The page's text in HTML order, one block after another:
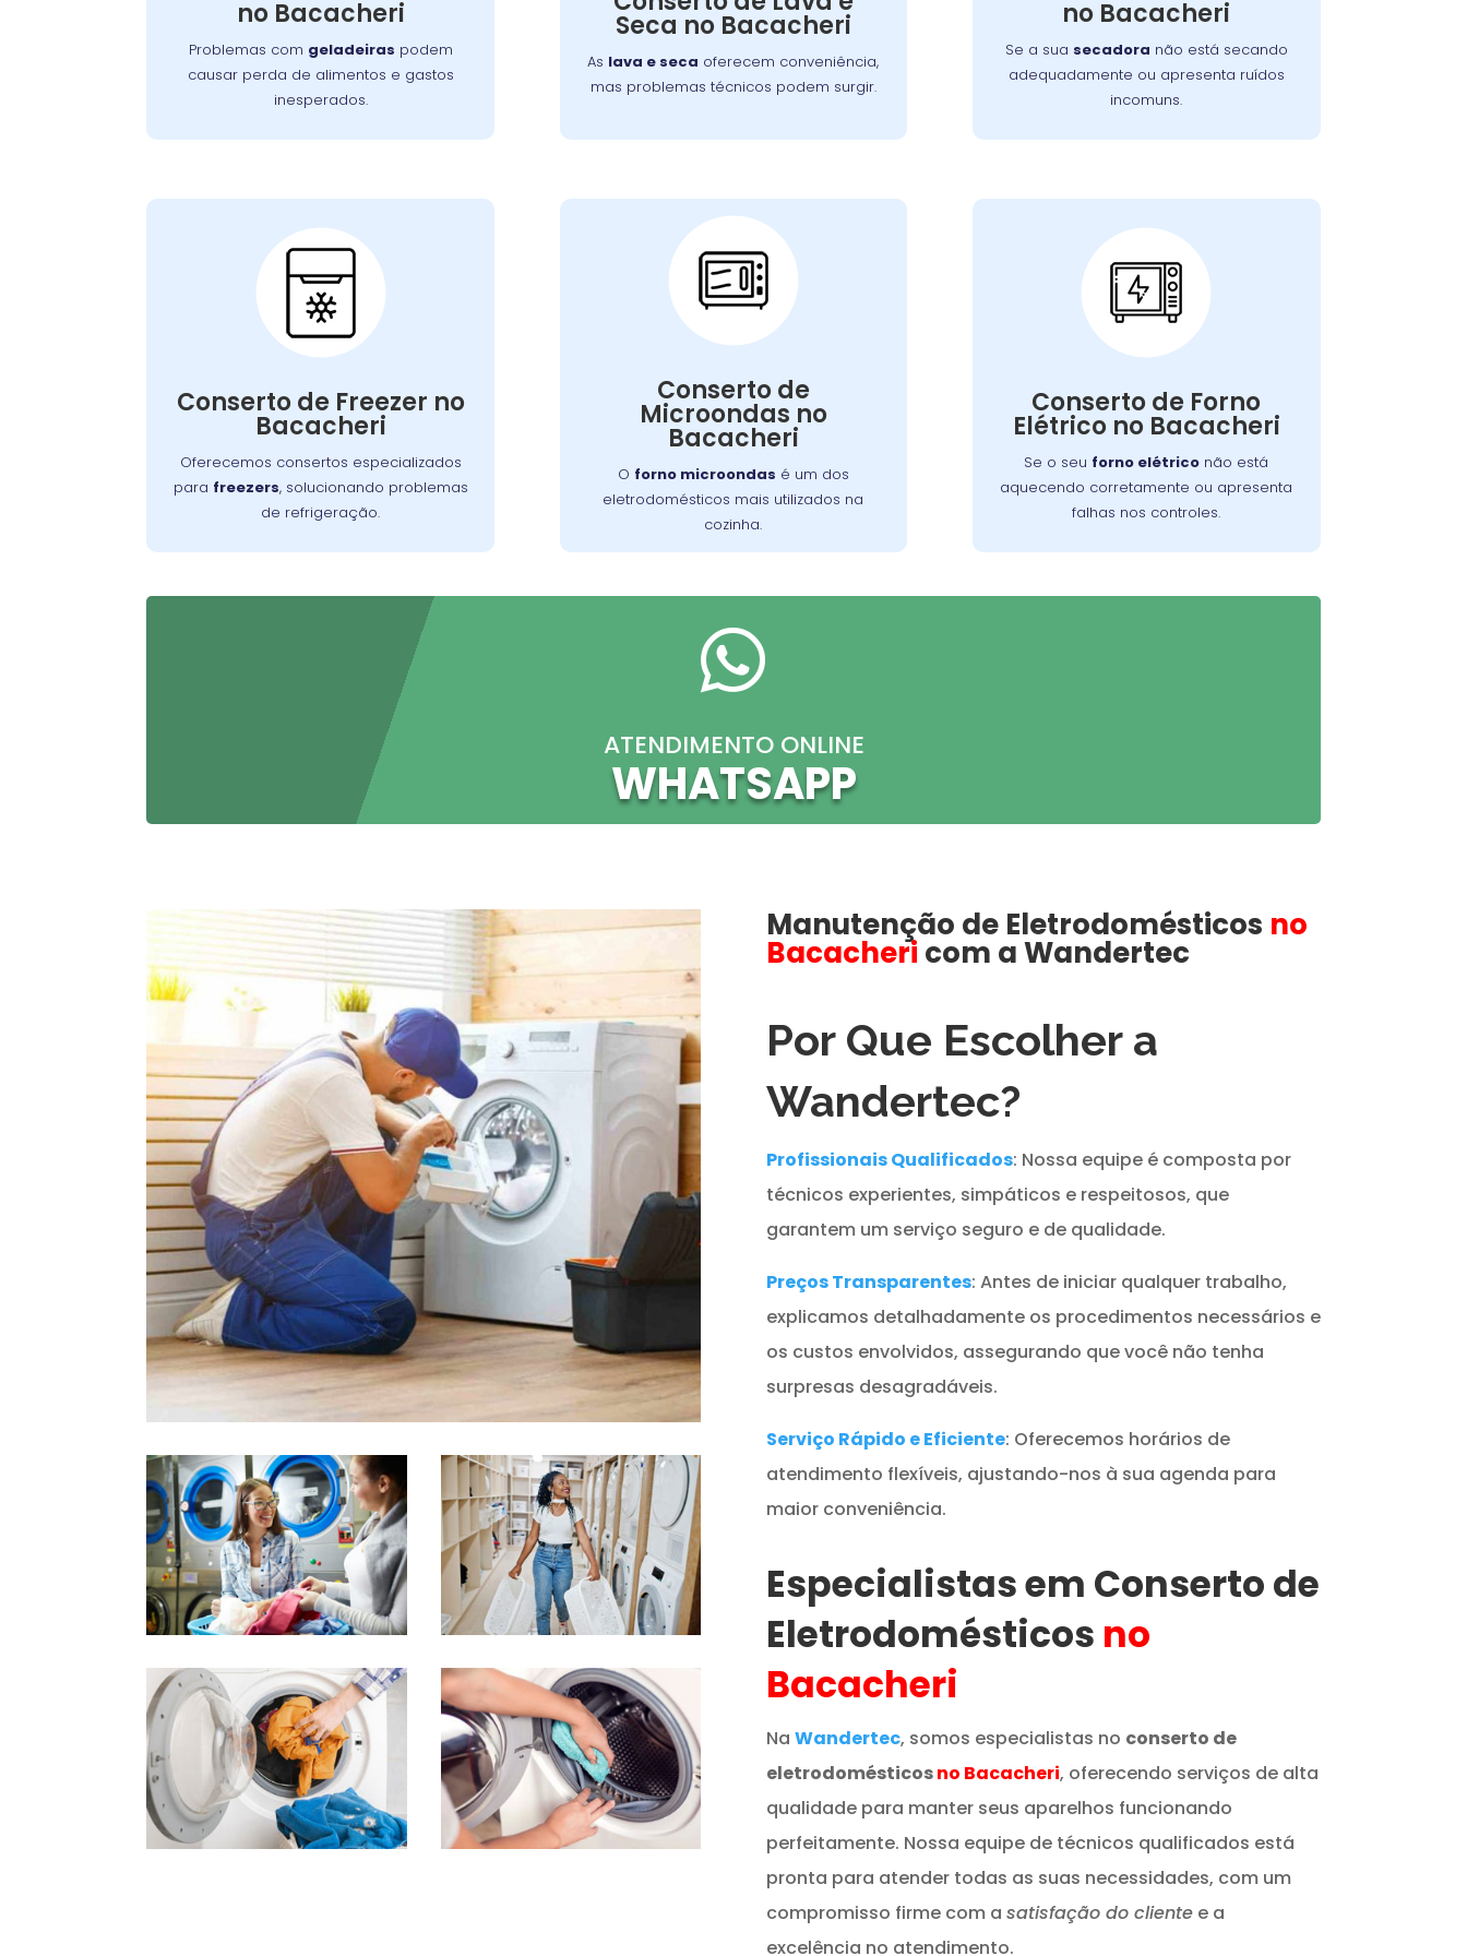
no Bacacheri
Problemas com geladeiras podem
causar perda de alimentos e gastos
inesperados.
garantindo a conservação adequada
dos alimentos.
Seca no Bacacheri
As lava e seca oferecem conveniência,
mas problemas técnicos podem surgir.
que você tenha roupas limpas e secas
sem complicações.
no Bacacheri
Se a sua secadora não está secando
adequadamente ou apresenta ruídos
incomuns.
garantindo o funcionamento eficiente do
Conserto de Freezer no
Bacacheri
Oferecemos consertos especializados
para freezers, solucionando problemas
de refrigeração.
Conserto de
Freezer:
Nossos especialistas estão prontos para
congelamento ou componentes
elétricos, garantindo o congelamento
adequada dos alimentos.
Conserto de
Microondas no
Bacacheri
O forno microondas é um dos
eletrodomésticos mais utilizados na
cozinha.
Conserto de
Microondas:
como falha no aquecimento ou na porta,
nossa equipe está preparada para
consertá-lo com eficiência, garantindo
Conserto de Forno
Elétrico no Bacacheri
Se o seu forno elétrico não está
aquecendo corretamente ou apresenta
falhas nos controles.
Conserto de Forno
Elétrico:
reparar o problema, permitindo que
você continue a preparar suas refeições

ATENDIMENTO ONLINE
WHATSAPP
Manutenção de Eletrodomésticos no
Bacacheri com a Wandertec
Por Que Escolher a
Wandertec?
Profissionais Qualificados: Nossa equipe é composta por
técnicos experientes, simpáticos e respeitosos, que
garantem um serviço seguro e de qualidade.
Preços Transparentes: Antes de iniciar qualquer trabalho,
explicamos detalhadamente os procedimentos necessários e
os custos envolvidos, assegurando que você não tenha
surpresas desagradáveis.
Serviço Rápido e Eficiente: Oferecemos horários de
atendimento flexíveis, ajustando-nos à sua agenda para
maior conveniência.
Especialistas em Conserto de
Eletrodomésticos no
Bacacheri
Na Wandertec, somos especialistas no conserto de
eletrodomésticosno Bacacheri, oferecendo serviços de alta
qualidade para manter seus aparelhos funcionando
perfeitamente. Nossa equipe de técnicos qualificados está
pronta para atender todas as suas necessidades, com um
compromisso firme com a satisfação do clientee a
excelência no atendimento.